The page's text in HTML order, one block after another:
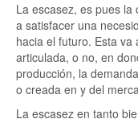
La escasez, es pues
a satisfacer una
hacia el futuro. Esta
articulada, o no, en
producción, la
o creada en y del
La escasez en tanto